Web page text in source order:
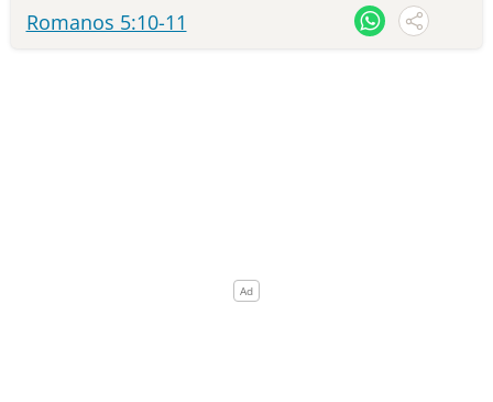
Romanos 5:10-11